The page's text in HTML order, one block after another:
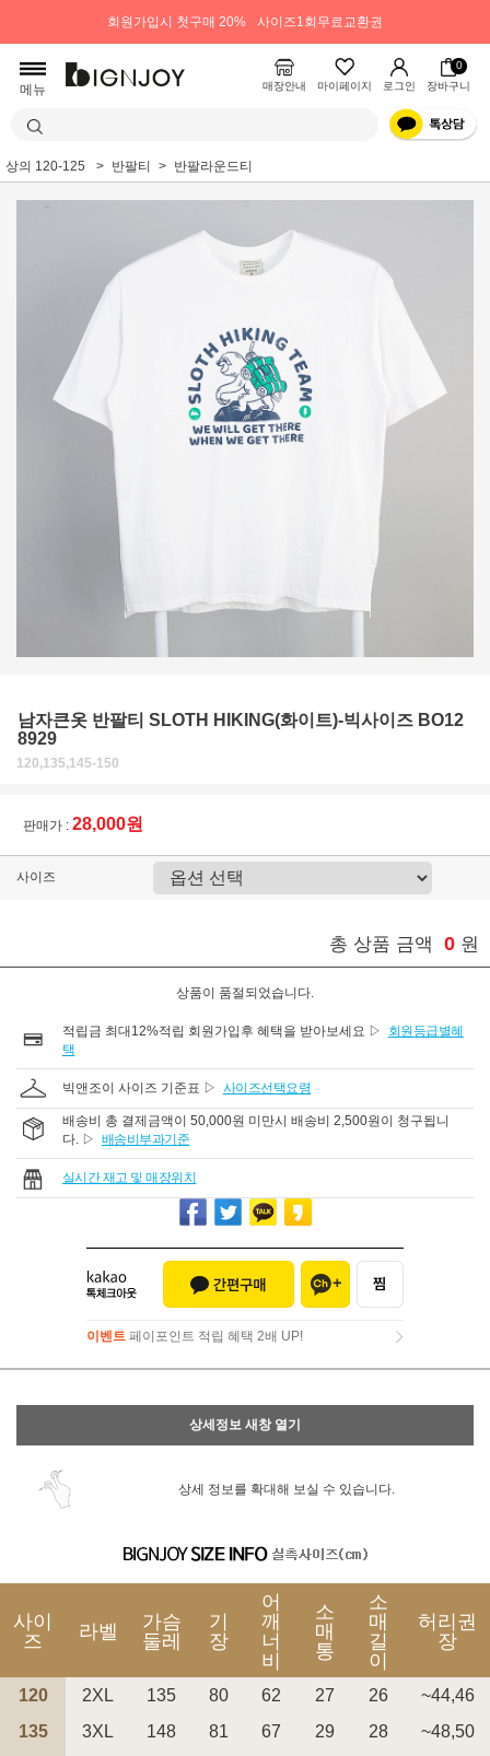
회원가입시 첫구매 20% 사이즈1회무료교환권
메뉴 매장안내 마이페이지 로그인
0
장바구니
상의 120-125 반팔티 반팔라운드티
남자큰옷 반팔티 SLOTH HIKING(화이트)-빅사이즈 BO12
8929
120,135,145-150
판매가 : 28,000원
사이즈
총 상품 금액 0 원
상품이 품절되었습니다.
적립금 최대12%적립 회원가입후 혜택을 받아보세요 ▷
회원등급별혜
택
빅앤조이 사이즈 기준표 ▷ 사이즈선택요령
배송비 총 결제금액이 50,000원 미만시 배송비 2,500원이 청구됩니
다. ▷ 배송비부과기준
실시간 재고 및 매장위치
이벤트 페이포인트 적립 혜택 2배 UP!
이벤트페이포인트 적립 혜택 2배 UP!
상세정보 새창 열기
상세 정보를 확대해 보실 수 있습니다.
사이
즈
라벨
가슴
둘레
기
장
어
깨
너
비
소
매
통
소
매
길
이
허리권
장
120 2XL 135 80 62 27 26
~44,46
135
3XL 148 81 67 29 28
~48,50